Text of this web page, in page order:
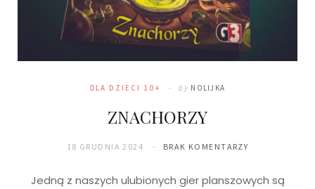
DLA DZIECI 10+ by NOLIJKA
ZNACHORZY
18 GRUDNIA 2024 BRAK KOMENTARZY
Jedną z naszych ulubionych gier planszowych są